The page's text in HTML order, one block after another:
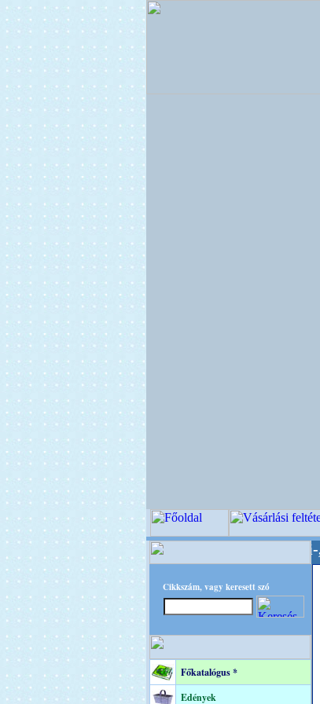
Cikkszám, vagy keresett szó
Főkatalógus *
Edények
Virágkötészeti-, Esküvői-,